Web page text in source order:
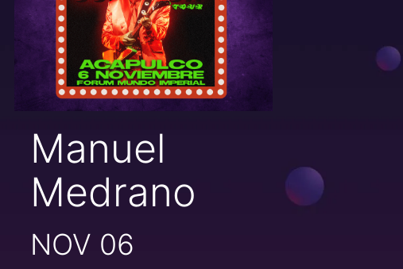
Manuel
Medrano
NOV 06